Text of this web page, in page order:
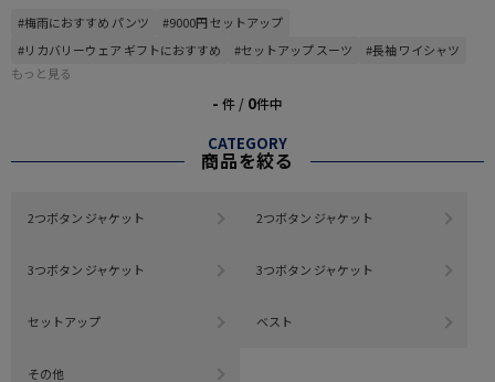
#梅雨におすすめ パンツ
#9000円 セットアップ
#リカバリーウェア ギフトにおすすめ
#セットアップ スーツ
#長袖 ワイシャツ
もっと見る
- 件 / 0件中
CATEGORY
商品を絞る
2つボタン ジャケット 2つボタン ジャケット
3つボタン ジャケット 3つボタン ジャケット
セットアップ ベスト
その他